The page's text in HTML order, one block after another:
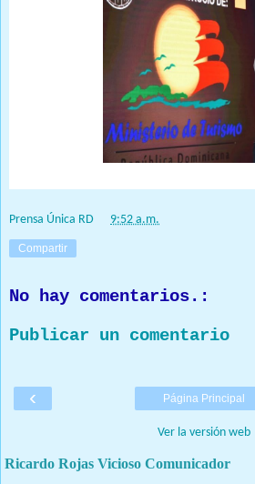
Prensa Única RD 9:52 a.m.
Compartir
No hay comentarios.:
Publicar un comentario
‹ Página Principal
Ver la versión web
Ricardo Rojas Vicioso Comunicador